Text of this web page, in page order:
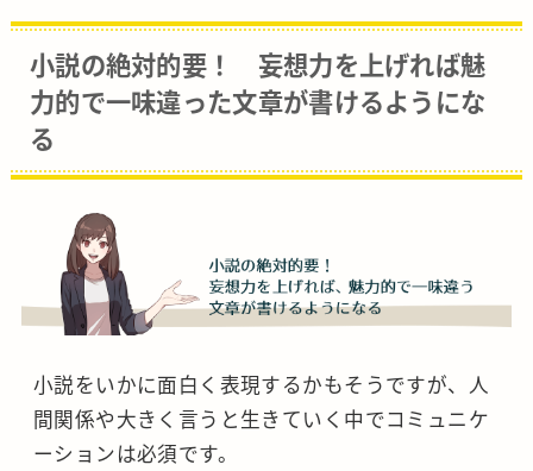
小説の絶対的要！ 妄想力を上げれば魅
力的で一味違った文章が書けるようにな
る
小説をいかに面白く表現するかもそうですが、人
間関係や大きく言うと生きていく中でコミュニケ
ーションは必須です。